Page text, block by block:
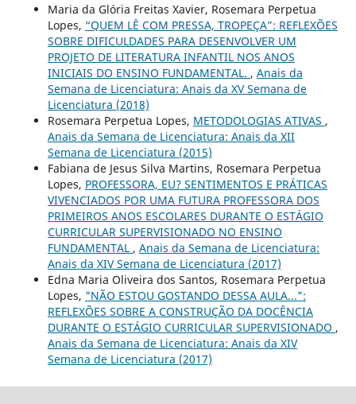
Maria da Glória Freitas Xavier, Rosemara Perpetua
Lopes, “QUEM LÊ COM PRESSA, TROPEÇA”: REFLEXÕES
SOBRE DIFICULDADES PARA DESENVOLVER UM
PROJETO DE LITERATURA INFANTIL NOS ANOS
INICIAIS DO ENSINO FUNDAMENTAL. , Anais da
Semana de Licenciatura: Anais da XV Semana de
Licenciatura (2018)
Rosemara Perpetua Lopes, METODOLOGIAS ATIVAS ,
Anais da Semana de Licenciatura: Anais da XII
Semana de Licenciatura (2015)
Fabiana de Jesus Silva Martins, Rosemara Perpetua
Lopes, PROFESSORA, EU? SENTIMENTOS E PRÁTICAS
VIVENCIADOS POR UMA FUTURA PROFESSORA DOS
PRIMEIROS ANOS ESCOLARES DURANTE O ESTÁGIO
CURRICULAR SUPERVISIONADO NO ENSINO
FUNDAMENTAL , Anais da Semana de Licenciatura:
Anais da XIV Semana de Licenciatura (2017)
Edna Maria Oliveira dos Santos, Rosemara Perpetua
Lopes, "NÃO ESTOU GOSTANDO DESSA AULA...":
REFLEXÕES SOBRE A CONSTRUÇÃO DA DOCÊNCIA
DURANTE O ESTÁGIO CURRICULAR SUPERVISIONADO ,
Anais da Semana de Licenciatura: Anais da XIV
Semana de Licenciatura (2017)